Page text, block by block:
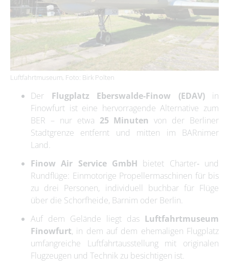
Luftfahrtmuseum, Foto: Birk Polten
Der Flugplatz Eberswalde‑Finow (EDAV)in
Finowfurt ist eine hervorragende Alternative zum
BER – nur etwa 25 Minuten von der Berliner
Stadtgrenze entfernt und mitten im BARnimer
Land.
Finow Air Service GmbH bietet Charter‑ und
Rundflüge: Einmotorige Propellermaschinen für bis
zu drei Personen, individuell buchbar für Flüge
über die Schorfheide, Barnim oder Berlin.
Auf dem Gelände liegt das Luftfahrtmuseum
Finowfurt, in dem auf dem ehemaligen Flugplatz
umfangreiche Luftfahrtausstellung mit originalen
Flugzeugen und Technik zu besichtigen ist.